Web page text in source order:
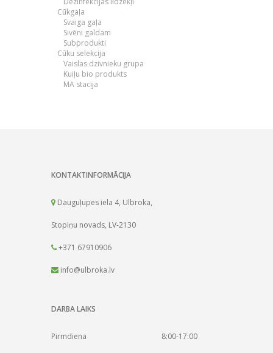
Cūkgaļa
Svaiga gaļa
Sivēni galdam
Subprodukti
Cūku selekcija
Vaislas dzivnieku grupa
Kuiļu bio produkts
MA stacija
KONTAKTINFORMĀCIJA
Dauguļupes iela 4, Ulbroka,
Stopiņu novads, LV-2130
+371 67910906
info@ulbroka.lv
DARBA LAIKS
Pirmdiena 8:00-17:00